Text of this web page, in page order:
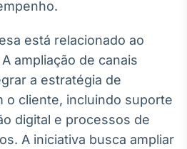
de ativos
Em breve
Crédito
Em breve
está relacionado ao
ampliação de canais
a estratégia de
o cliente, incluindo suporte
digital e processos de
A iniciativa busca ampliar